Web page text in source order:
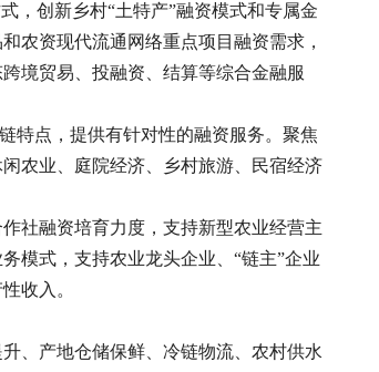
，创新乡村“土特产”融资模式和专属金
农资现代流通网络重点项目融资需求，
境贸易、投融资、结算等综合金融服
特点，提供有针对性的融资服务。聚焦
农业、庭院经济、乡村旅游、民宿经济
社融资培育力度，支持新型农业经营主
模式，支持农业龙头企业、“链主”企业
收入。
、产地仓储保鲜、冷链物流、农村供水